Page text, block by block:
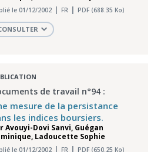
le 01/12/2002 FR PDF (688.35 Ko)
de travail n°94 :
mesure de la persistance
les indices boursiers.
Avouyi-Dovi Sanvi, Guégan
, Ladoucette Sophie
le 01/12/2002 FR PDF (650.25 Ko)